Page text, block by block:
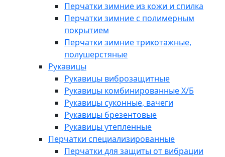
Перчатки зимние из кожи и спилка
Перчатки зимние с полимерным
покрытием
Перчатки зимние трикотажные,
полушерстяные
Рукавицы
Рукавицы виброзащитные
Рукавицы комбинированные Х/Б
Рукавицы суконные, вачеги
Рукавицы брезентовые
Рукавицы утепленные
Перчатки специализированные
Перчатки для защиты от вибрации